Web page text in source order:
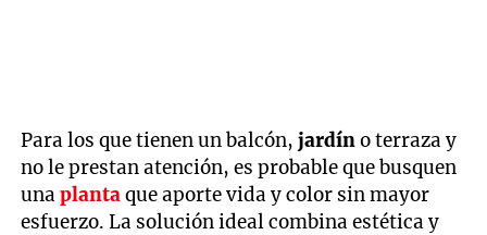
Para los que tienen un balcón,jardíno terraza y
no le prestan atención, es probable que busquen
unaplantaque aporte vida y color sin mayor
esfuerzo. La solución ideal combina estética y